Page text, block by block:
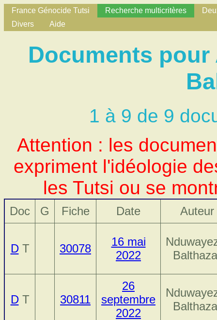
France Génocide Tutsi Recherche multicritères
Divers
Aide
Documents pour
1 à 9 de 9
Attention : les
expriment l'idéologie
les Tutsi ou se
Doc G Fiche Date Auteur
DT 30078
16 mai
2022
DT 30811
26
septembre
2022